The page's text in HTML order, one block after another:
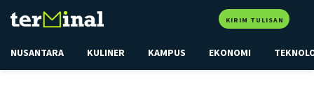
KIRIM TULISAN
NUSANTARA KULINER KAMPUS EKONOMI